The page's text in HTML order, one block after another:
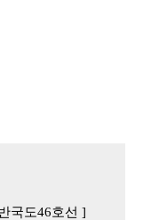
국도46호선 ]